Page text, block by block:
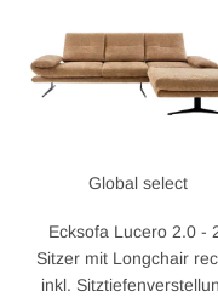
Global select
Ecksofa Lucero 2.0 -
Sitzer mit Longchair
inkl.